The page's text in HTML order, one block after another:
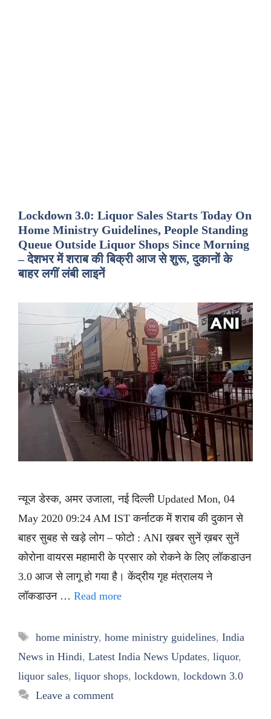
Lockdown 3.0: Liquor Sales Starts Today On
Home Ministry Guidelines, People Standing
Queue Outside Liquor Shops Since Morning
– देशभर में शराब की बिक्री आज से शुरू, दुकानों के
बाहर लगीं लंबी लाइनें
न्यूज डेस्क, अमर उजाला, नई दिल्ली Updated Mon, 04
May 2020 09:24 AM IST कर्नाटक में शराब की दुकान से
बाहर सुबह से खड़े लोग – फोटो : ANI ख़बर सुनें ख़बर सुनें
कोरोना वायरस महामारी के प्रसार को रोकने के लिए लॉकडाउन
3.0 आज से लागू हो गया है। केंद्रीय गृह मंत्रालय ने
लॉकडाउन … Read more
Tags
home ministry, home ministry guidelines, India
News in Hindi, Latest India News Updates, liquor,
liquor sales, liquor shops, lockdown, lockdown 3.0
Leave a comment